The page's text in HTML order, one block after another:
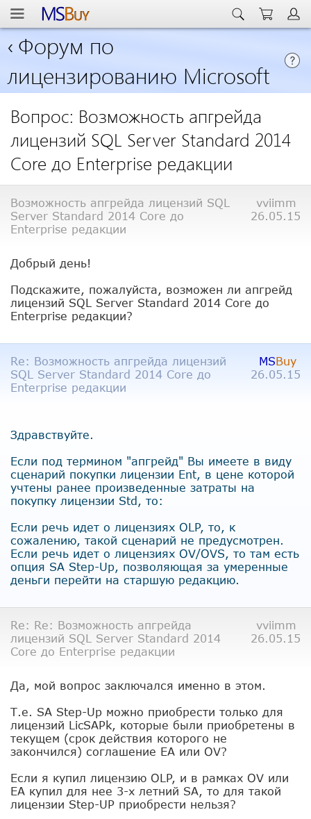
‹ Форум по
лицензированию Microsoft
Вопрос: Возможность апгрейда
лицензий SQL Server Standard 2014
Core до Enterprise редакции
Возможность апгрейда лицензий SQL
Server Standard 2014 Core до
Enterprise редакции
vviimm
26.05.15
Добрый день!
Подскажите, пожалуйста, возможен ли апгрейд
лицензий SQL Server Standard 2014 Core до
Enterprise редакции?
Re: Возможность апгрейда лицензий
SQL Server Standard 2014 Core до
Enterprise редакции
MSBuy
26.05.15
Здравствуйте.
Если под термином "апгрейд" Вы имеете в виду
сценарий покупки лицензии Ent, в цене которой
учтены ранее произведенные затраты на
покупку лицензии Std, то:
Если речь идет о лицензиях OLP, то, к
сожалению, такой сценарий не предусмотрен.
Если речь идет о лицензиях OV/OVS, то там есть
опция SA Step-Up, позволяющая за умеренные
деньги перейти на старшую редакцию.
Re: Re: Возможность апгрейда
лицензий SQL Server Standard 2014
Core до Enterprise редакции
vviimm
26.05.15
Да, мой вопрос заключался именно в этом.
Т.е. SA Step-Up можно приобрести только для
лицензий LicSAPk, которые были приобретены в
текущем (срок действия которого не
закончился) соглашение EA или OV?
Если я купил лицензию OLP, и в рамках OV или
EA купил для нее 3-х летний SA, то для такой
лицензии Step-UP приобрести нельзя?